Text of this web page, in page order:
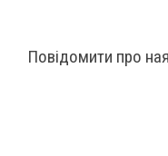
Повідомити про